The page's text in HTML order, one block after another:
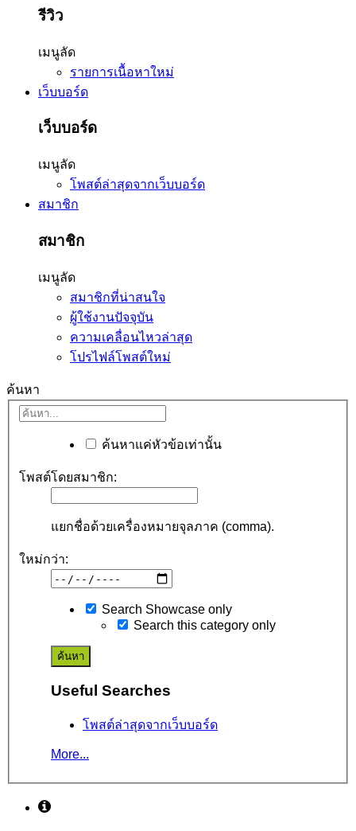
รีวิว
เมนูลัด
รายการเนื้อหาใหม่
เว็บบอร์ด
เว็บบอร์ด
เมนูลัด
โพสต์ล่าสุดจากเว็บบอร์ด
สมาชิก
สมาชิก
เมนูลัด
สมาชิกที่น่าสนใจ
ผู้ใช้งานปัจจุบัน
ความเคลื่อนไหวล่าสุด
โปรไฟล์โพสต์ใหม่
ค้นหา
ค้นหาแค่หัวข้อเท่านั้น
โพสต์โดยสมาชิก:
แยกชื่อด้วยเครื่องหมายจุลภาค (comma).
ใหม่กว่า:
Search Showcase only
Search this category only
Useful Searches
โพสต์ล่าสุดจากเว็บบอร์ด
More...